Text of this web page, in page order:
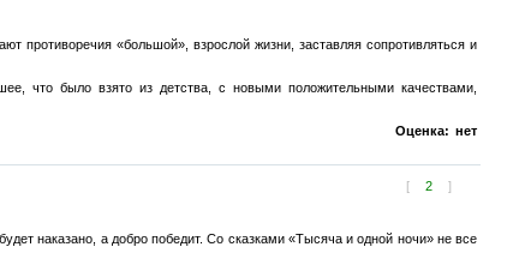
противоречия «большой», взрослой жизни, заставляя сопротивляться и
что было взято из детства, с новыми положительными качествами,
Оценка: нет
[ 2 ]
наказано, а добро победит. Со сказками «Тысяча и одной ночи» не все